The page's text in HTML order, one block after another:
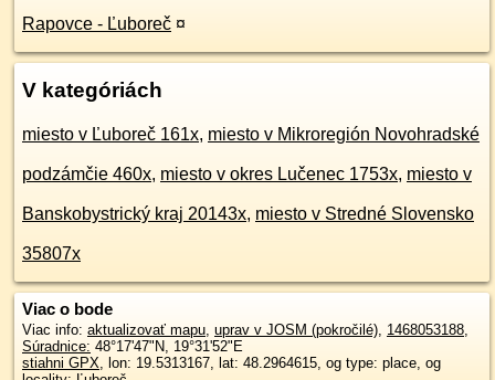
Rapovce - Ľuboreč ¤
V kategóriách
miesto v Ľuboreč 161x, miesto v Mikroregión Novohradské
podzámčie 460x, miesto v okres Lučenec 1753x, miesto v
Banskobystrický kraj 20143x, miesto v Stredné Slovensko
35807x
Viac o bode
Viac info: aktualizovať mapu, uprav v JOSM (pokročilé), 1468053188,
Súradnice: 48°17'47"N, 19°31'52"E
stiahni GPX, lon: 19.5313167, lat: 48.2964615, og type: place, og